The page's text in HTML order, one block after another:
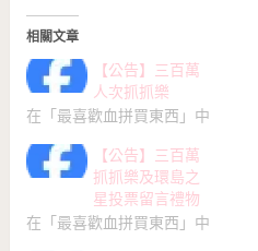
相關文章
【公告】三百萬
人次抓抓樂
在「最喜歡血拼買東西」中
【公告】三百萬
抓抓樂及環島之
星投票留言禮物
在「最喜歡血拼買東西」中